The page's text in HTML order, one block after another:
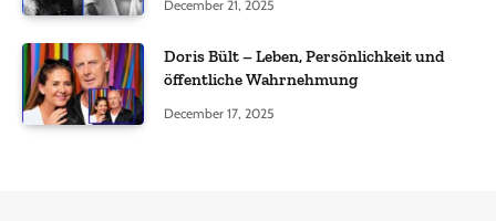
December 21, 2025
Doris Bült – Leben, Persönlichkeit und
öffentliche Wahrnehmung
December 17, 2025